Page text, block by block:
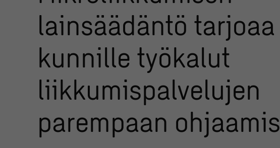
lainsäädäntö tarjoaa
kunnille työkalut
liikkumispalvelujen
parempaan